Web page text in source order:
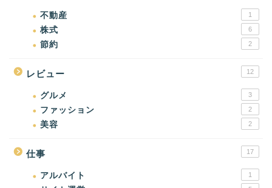
不動産 1
株式 6
節約 2
レビュー 12
グルメ 3
ファッション 2
美容 2
仕事 17
アルバイト 1